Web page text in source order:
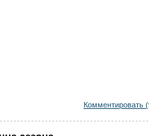
Комментировать